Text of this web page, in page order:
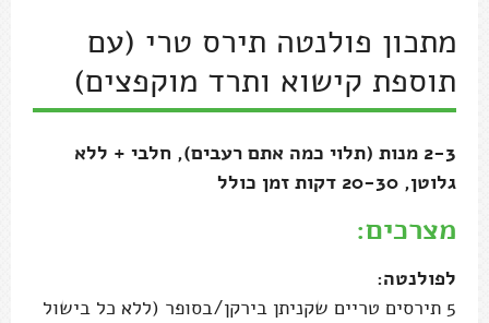
מתכון פולנטה תירס טרי (עם
תוספת קישוא ותרד מוקפצים)
2-3 מנות (תלוי כמה אתם רעבים), חלבי + ללא
גלוטן, 20-30 דקות זמן כולל
מצרכים:
לפולנטה:
5 תירסים טריים שקניתן בירקן/בסופר (ללא כל בישול